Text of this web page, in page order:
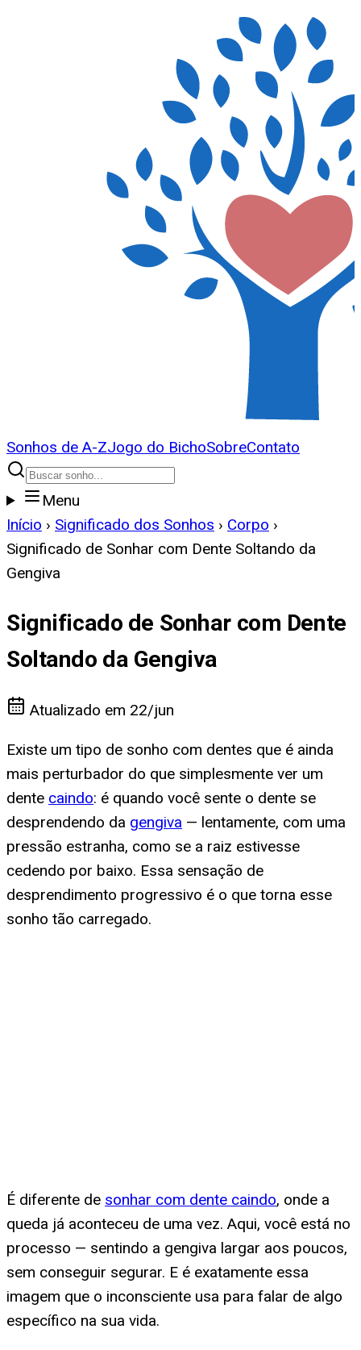
Sonhos de A-ZJogo do BichoSobreContato
Menu
Início › Significado dos Sonhos › Corpo ›
Significado de Sonhar com Dente Soltando da
Gengiva
Significado de Sonhar com Dente
Soltando da Gengiva
Atualizado em 22/jun
Existe um tipo de sonho com dentes que é ainda
mais perturbador do que simplesmente ver um
dente caindo: é quando você sente o dente se
desprendendo da gengiva — lentamente, com uma
pressão estranha, como se a raiz estivesse
cedendo por baixo. Essa sensação de
desprendimento progressivo é o que torna esse
sonho tão carregado.
É diferente de sonhar com dente caindo, onde a
queda já aconteceu de uma vez. Aqui, você está no
processo — sentindo a gengiva largar aos poucos,
sem conseguir segurar. E é exatamente essa
imagem que o inconsciente usa para falar de algo
específico na sua vida.